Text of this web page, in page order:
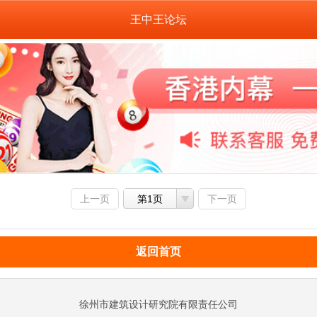
王中王论坛
上一页 第1页 下一页
返回首页
徐州市建筑设计研究院有限责任公司